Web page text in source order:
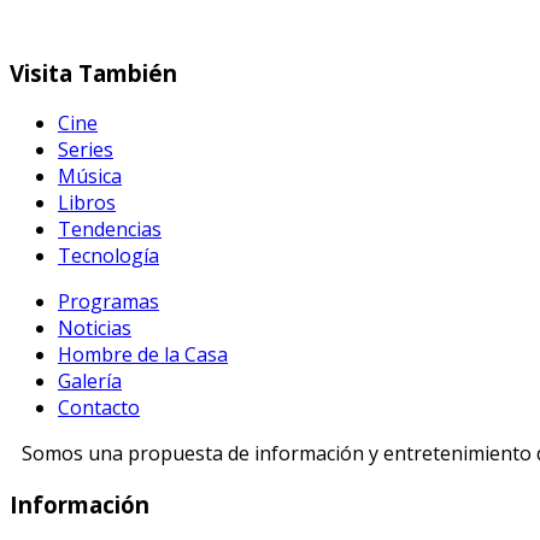
Visita También
Cine
Series
Música
Libros
Tendencias
Tecnología
Programas
Noticias
Hombre de la Casa
Galería
Contacto
Somos una propuesta de información y
Información